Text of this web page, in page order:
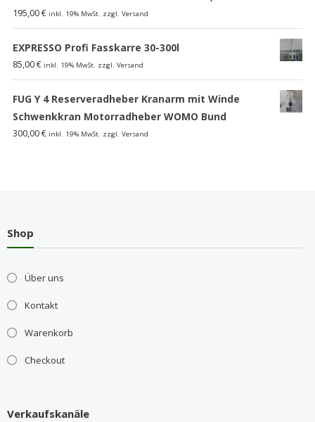
195,00€ inkl. 19% MwSt. zzgl. Versand
EXPRESSO Profi Fasskarre 30-300l
85,00€ inkl. 19% MwSt. zzgl. Versand
FUG Y 4 Reserveradheber Kranarm mit Winde
Schwenkkran Motorradheber WOMO Bund
300,00€ inkl. 19% MwSt. zzgl. Versand
Shop
Über uns
Kontakt
Warenkorb
Checkout
Verkaufskanäle